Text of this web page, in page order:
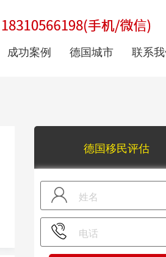
成功案例 德国城市 联系
德国移民评估